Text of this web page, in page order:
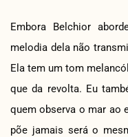
Embora Belchior
melodia dela não
Ela tem um tom
que da revolta. Eu
quem observa o mar ao
põe jamais será o